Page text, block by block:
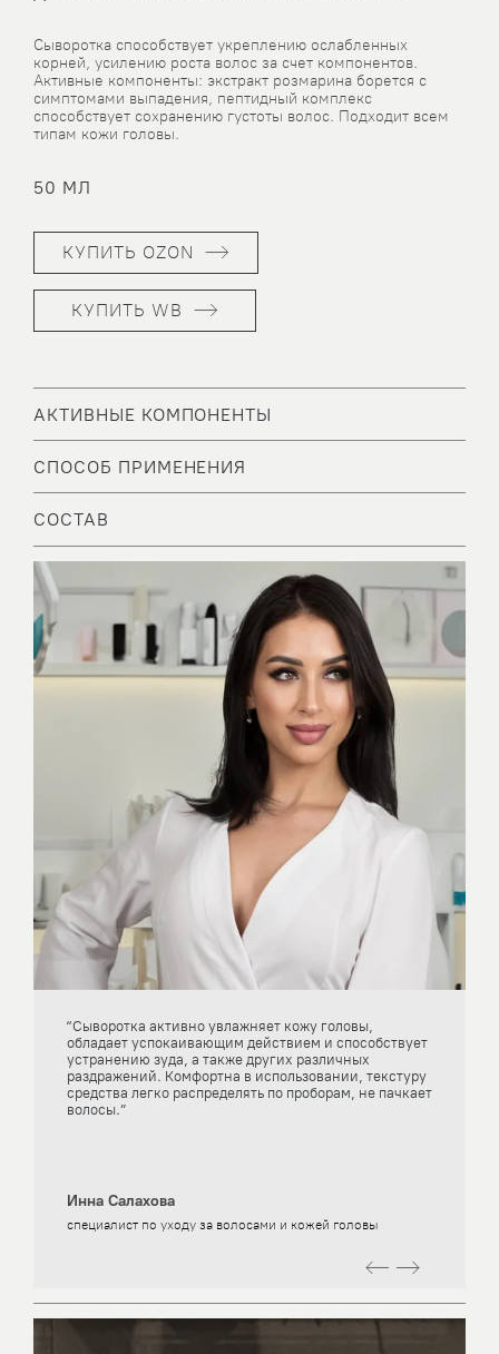
Сыворотка способствует укреплению ослабленных
корней, усилению роста волос за счет компонентов.
Активные компоненты: экстракт розмарина борется с
симптомами выпадения, пептидный комплекс
способствует сохранению густоты волос. Подходит всем
типам кожи головы.
50 МЛ
КУПИТЬ OZON
КУПИТЬ WB
АКТИВНЫЕ КОМПОНЕНТЫ
СПОСОБ ПРИМЕНЕНИЯ
СОСТАВ
“Сыворотка активно увлажняет кожу головы,
обладает успокаивающим действием и способствует
устранению зуда, а также других различных
раздражений. Комфортна в использовании, текстуру
средства легко распределять по проборам, не пачкает
волосы.”
Инна Салахова
специалист по уходу за волосами и кожей головы